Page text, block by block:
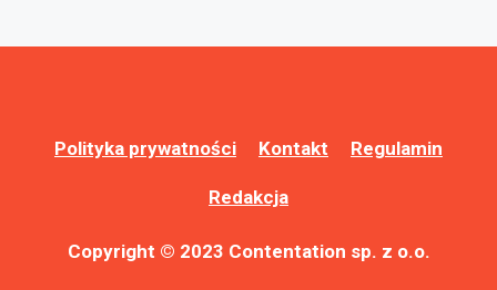
Polityka prywatności Kontakt Regulamin
Redakcja
Copyright © 2023 Contentation sp. z o.o.